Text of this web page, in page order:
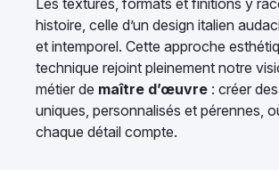
Les textures, formats et finitions y
histoire, celle d’un design italien
et intemporel. Cette approche
technique rejoint pleinement notre
métier de maître d’œuvre : créer
uniques, personnalisés et pérennes,
chaque détail compte.